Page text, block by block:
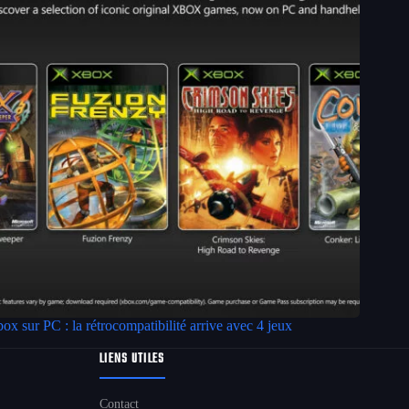
sur PC : la rétrocompatibilité arrive avec 4 jeux
LIENS UTILES
Contact